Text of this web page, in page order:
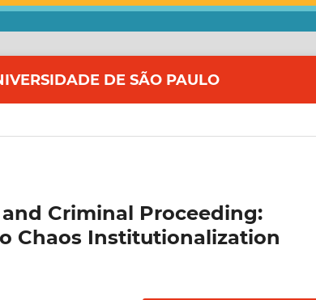
DE SÃO PAULO
Criminal Proceeding:
Chaos Institutionalization